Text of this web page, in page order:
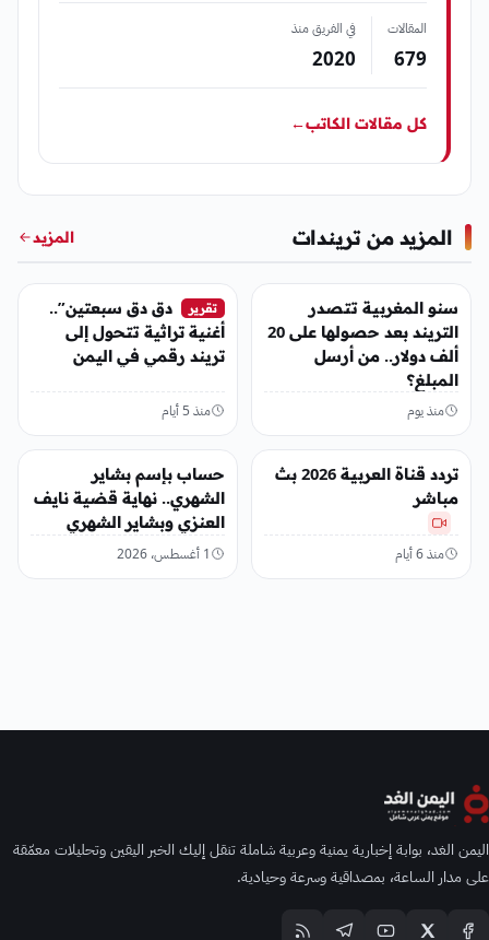
المقالات
679
في الفريق منذ
2020
كل مقالات الكاتب←
المزيد من تريندات المزيد
سنو المغربية تتصدر
التريند بعد حصولها على 20
ألف دولار.. من أرسل
المبلغ؟
منذ يوم
تريندات
تقرير
دق دق سبعتين”..
أغنية تراثية تتحول إلى
تريند رقمي في اليمن
منذ 5 أيام
تريندات
تردد قناة العربية 2026 بث
مباشر
منذ 6 أيام
حساب بإسم بشاير
الشهري.. نهاية قضية نايف
العنزي وبشاير الشهري
1 أغسطس، 2026
اليمن الغد، بوابة إخبارية يمنية وعربية شاملة تنقل إليك الخبر اليقين وتحليلات معمّقة
على مدار الساعة، بمصداقية وسرعة وحيادية.